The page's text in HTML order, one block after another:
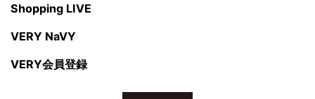
Shopping LIVE
VERY NaVY
VERY会員登録